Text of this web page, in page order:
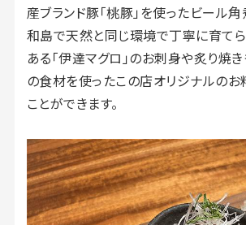
産ブランド豚「桃豚」を使ったビール
和島で天然と同じ環境で丁寧に育て
ある「伊達マグロ」のお刺身や炙り焼
の食材を使ったこの店オリジナルのお
ことができます。